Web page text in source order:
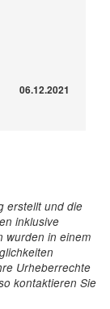
06.12.2021
erstellt und die
inklusive
wurden in einem
Urheberrechte
kontaktieren Sie